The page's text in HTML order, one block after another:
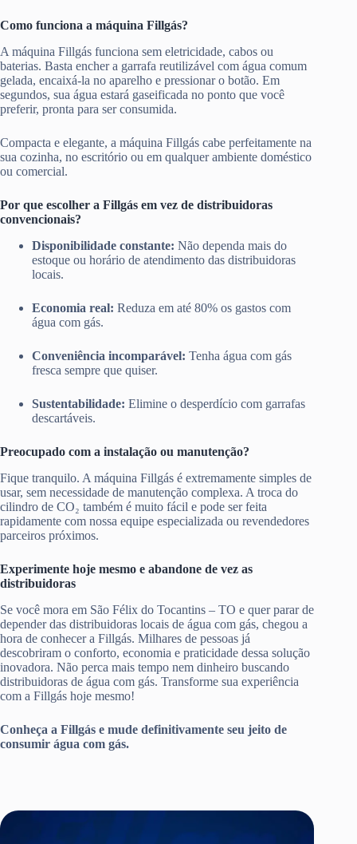
Como funciona a máquina Fillgás?
A máquina Fillgás funciona sem eletricidade, cabos ou
baterias. Basta encher a garrafa reutilizável com água comum
gelada, encaixá-la no aparelho e pressionar o botão. Em
segundos, sua água estará gaseificada no ponto que você
preferir, pronta para ser consumida.
Compacta e elegante, a máquina Fillgás cabe perfeitamente na
sua cozinha, no escritório ou em qualquer ambiente doméstico
ou comercial.
Por que escolher a Fillgás em vez de distribuidoras
convencionais?
Disponibilidade constante: Não dependa mais do
estoque ou horário de atendimento das distribuidoras
locais.
Economia real: Reduza em até 80% os gastos com
água com gás.
Conveniência incomparável: Tenha água com gás
fresca sempre que quiser.
Sustentabilidade: Elimine o desperdício com garrafas
descartáveis.
Preocupado com a instalação ou manutenção?
Fique tranquilo. A máquina Fillgás é extremamente simples de
usar, sem necessidade de manutenção complexa. A troca do
cilindro de CO₂ também é muito fácil e pode ser feita
rapidamente com nossa equipe especializada ou revendedores
parceiros próximos.
Experimente hoje mesmo e abandone de vez as
distribuidoras
Se você mora em São Félix do Tocantins – TO e quer parar de
depender das distribuidoras locais de água com gás, chegou a
hora de conhecer a Fillgás. Milhares de pessoas já
descobriram o conforto, economia e praticidade dessa solução
inovadora. Não perca mais tempo nem dinheiro buscando
distribuidoras de água com gás. Transforme sua experiência
com a Fillgás hoje mesmo!
Conheça a Fillgás e mude definitivamente seu jeito de
consumir água com gás.